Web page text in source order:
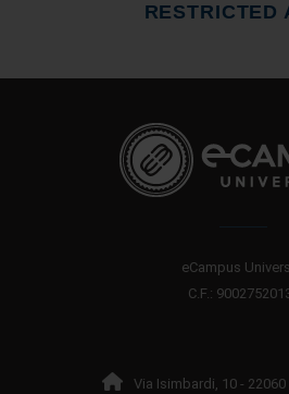
RESTRICTED
eCampus
C.F.:
Via Isimbardi, 10 -